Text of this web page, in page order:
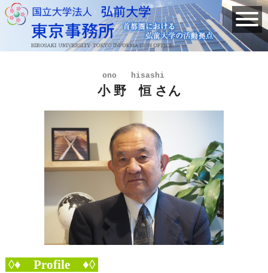
ono hisashi
小 野 恒 さん
◊♦ Profile ♦◊